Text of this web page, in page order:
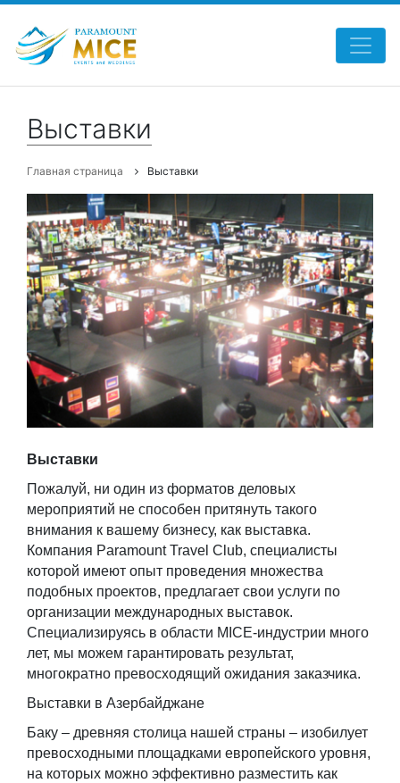
Выставки
Главная страница Выставки
Выставки
Пожалуй, ни один из форматов деловых
мероприятий не способен притянуть такого
внимания к вашему бизнесу, как выставка.
Компания Paramount Travel Club, специалисты
которой имеют опыт проведения множества
подобных проектов, предлагает свои услуги по
организации международных выставок.
Специализируясь в области MICE-индустрии много
лет, мы можем гарантировать результат,
многократно превосходящий ожидания заказчика.
Выставки в Азербайджане
Баку – древняя столица нашей страны – изобилует
превосходными площадками европейского уровня,
на которых можно эффективно разместить как